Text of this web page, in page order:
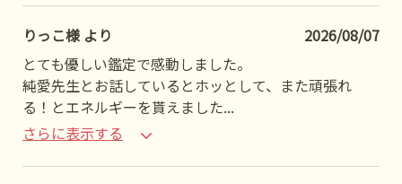
りっこ様 より
2026/08/07
とても優しい鑑定で感動しました。
純愛先生とお話しているとホッとして、また頑張れ
る！とエネルギーを貰えました...
さらに表示する